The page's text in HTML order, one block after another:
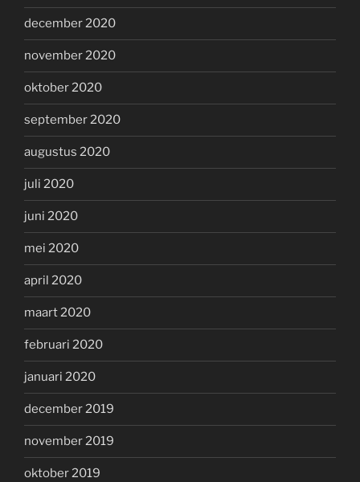
december 2020
november 2020
oktober 2020
september 2020
augustus 2020
juli 2020
juni 2020
mei 2020
april 2020
maart 2020
februari 2020
januari 2020
december 2019
november 2019
oktober 2019